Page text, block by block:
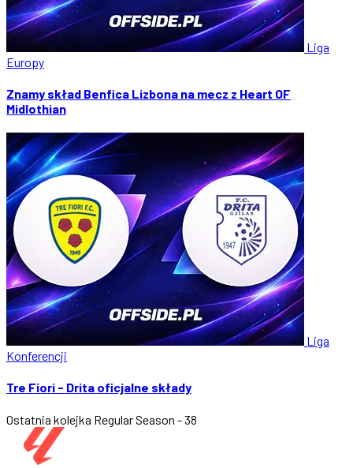
Liga
Europy
Znamy skład Benfica Lizbona na mecz z Heart OF
Midlothian
Liga
Konferencji
Tre Fiori - Drita oficjalne składy
Ostatnia kolejka Regular Season - 38